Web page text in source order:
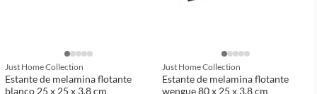
Just Home Collection
Estante de melamina flotante
blanco 25 x 25 x 3,8 cm
Just Home Collection
Estante de melamina flotante
wengue 80 x 25 x 3,8 cm